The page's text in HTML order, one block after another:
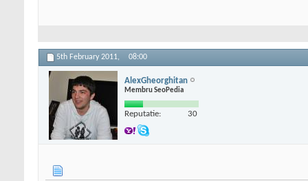
5th February 2011, 08:00
AlexGheorghitan
Membru SeoPedia
Reputatie: 30